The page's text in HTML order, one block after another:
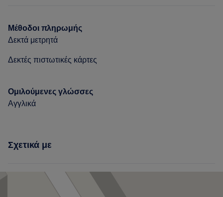
Μέθοδοι πληρωμής
Δεκτά μετρητά
Δεκτές πιστωτικές κάρτες
Ομιλούμενες γλώσσες
Αγγλικά
Σχετικά με